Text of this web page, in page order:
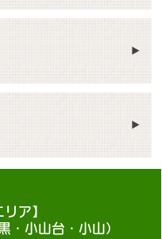
ア】
・小山台・小山）